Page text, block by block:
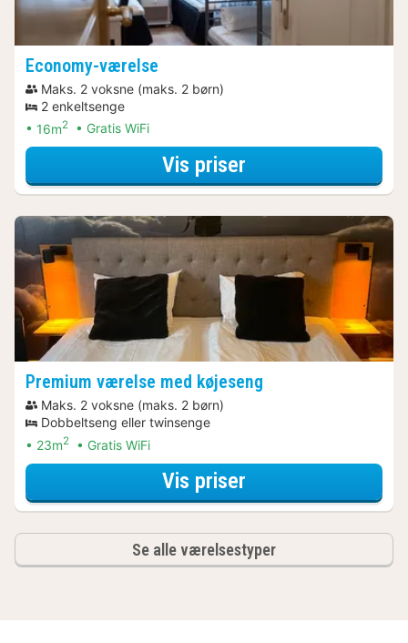
Economy-værelse
Maks. 2 voksne (maks. 2 børn)
2 enkeltsenge
16m2 Gratis WiFi
Vis priser
Premium værelse med køjeseng
Maks. 2 voksne (maks. 2 børn)
Dobbeltseng eller twinsenge
23m2 Gratis WiFi
Vis priser
Se alle værelsestyper